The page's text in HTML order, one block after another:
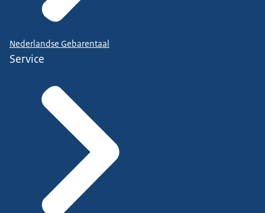
Nederlandse Gebarentaal
Service